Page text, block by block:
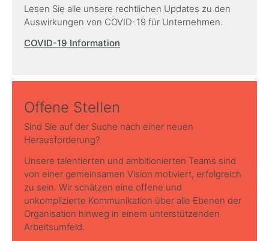
Lesen Sie alle unsere rechtlichen Updates zu den
Auswirkungen von COVID-19 für Unternehmen.
COVID-19 Information
Offene Stellen
Sind Sie auf der Suche nach einer neuen
Herausforderung?
Unsere talentierten und ambitionierten Teams sind
von einer gemeinsamen Vision motiviert, erfolgreich
zu sein. Wir schätzen eine offene und
unkomplizierte Kommunikation über alle Ebenen der
Organisation hinweg in einem unterstützenden
Arbeitsumfeld.